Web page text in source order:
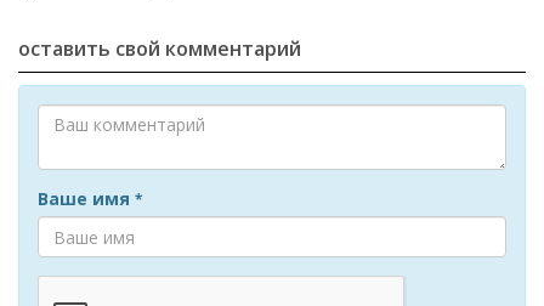
оставить свой комментарий
Ваше имя *